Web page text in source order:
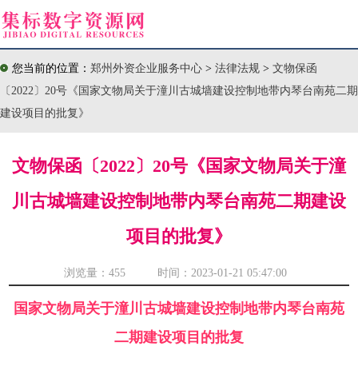
您当前的位置： 郑州外资企业服务中心 > 法律法规 > 文物保函
〔2022〕20号《国家文物局关于潼川古城墙建设控制地带内琴台南苑二期
建设项目的批复》
文物保函〔2022〕20号《国家文物局关于潼
川古城墙建设控制地带内琴台南苑二期建设
项目的批复》
浏览量： 455 时间：2023-01-21 05:47:00
国家文物局关于潼川古城墙建设控制地带内琴台南苑
二期建设项目的批复